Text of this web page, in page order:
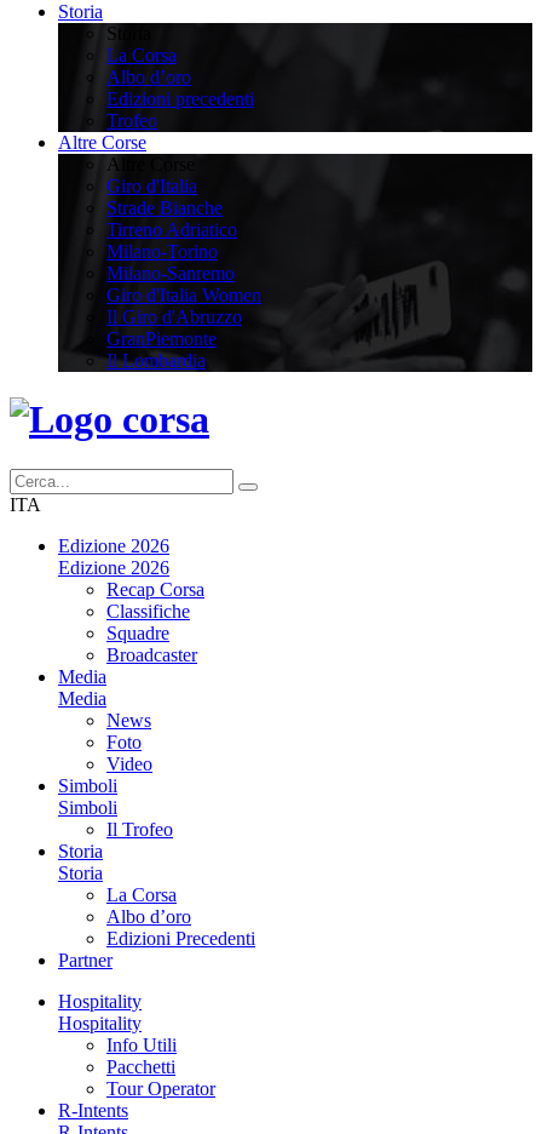
Storia
Storia
La Corsa
Albo d’oro
Edizioni precedenti
Trofeo
Altre Corse
Altre Corse
Giro d'Italia
Strade Bianche
Tirreno Adriatico
Milano-Torino
Milano-Sanremo
Giro d'Italia Women
Il Giro d'Abruzzo
GranPiemonte
Il Lombardia
ITA
Edizione 2026
Edizione 2026
Recap Corsa
Classifiche
Squadre
Broadcaster
Media
Media
News
Foto
Video
Simboli
Simboli
Il Trofeo
Storia
Storia
La Corsa
Albo d’oro
Edizioni Precedenti
Partner
Hospitality
Hospitality
Info Utili
Pacchetti
Tour Operator
R-Intents